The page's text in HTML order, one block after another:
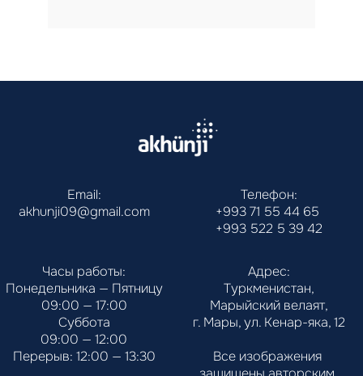
Email:
akhunji09@gmail.com
Телефон:
+993 71 55 44 65
+993 522 5 39 42
Часы работы:
Понедельника — Пятницу
09:00 — 17:00
Суббота
09:00 — 12:00
Перерыв: 12:00 — 13:30
Адрес:
Туркменистан,
Марыйский велаят,
г. Мары, ул. Кенар-яка, 12
Все изображения